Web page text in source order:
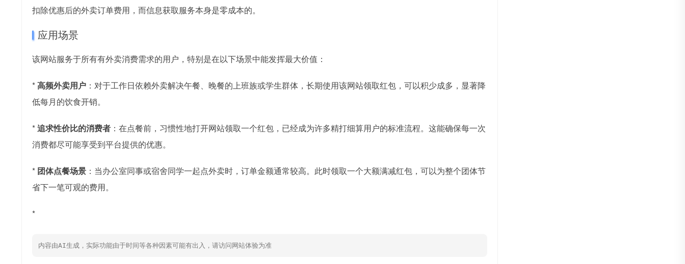
扣除优惠后的外卖订单费用，而信息获取服务本身是零成本的。
应用场景
该网站服务于所有有外卖消费需求的用户，特别是在以下场景中能发挥最大价值：
*高频外卖用户 ：对于工作日依赖外卖解决午餐、晚餐的上班族或学生群体，长期使用该网站领取红包，可以积少成多，显著降
低每月的饮食开销。
*追求性价比的消费者 ：在点餐前，习惯性地打开网站领取一个红包，已经成为许多精打细算用户的标准流程。这能确保每一次
消费都尽可能享受到平台提供的优惠。
* 团体点餐场景 ：当办公室同事或宿舍同学一起点外卖时，订单金额通常较高。此时领取一个大额满减红包，可以为整个团体节
省下一笔可观的费用。
*
内容由AI生成，实际功能由于时间等各种因素可能有出入，请访问网站体验为准